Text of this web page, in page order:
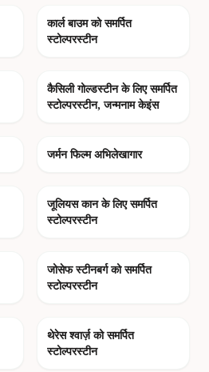
कार्ल बाउम को समर्पित
स्टोल्परस्टीन
कैसिली गोल्डस्टीन के लिए समर्पित
स्टोल्परस्टीन, जन्मनाम केइंस
जर्मन फिल्म अभिलेखागार
जूलियस कान के लिए समर्पित
स्टोल्परस्टीन
जोसेफ स्टीनबर्ग को समर्पित
स्टोल्परस्टीन
थेरेस श्वार्ज़ को समर्पित
स्टोल्परस्टीन